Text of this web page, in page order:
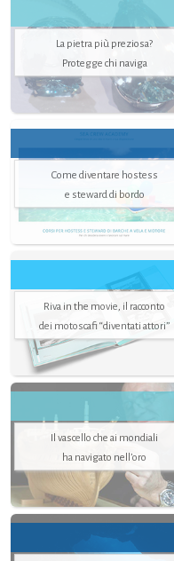
La pietra più preziosa?
Protegge chi naviga
Come diventare hostess
e steward di bordo
Riva in the movie, il racconto
dei motoscafi “diventati attori”
Il vascello che ai mondiali
ha navigato nell’oro